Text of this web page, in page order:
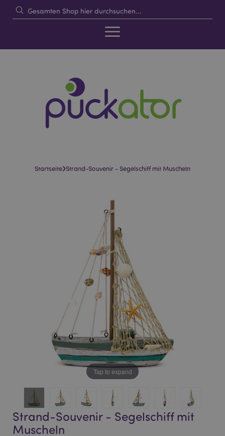
Startseite›Strand-Souvenir - Segelschiff mit Muscheln
Tap to expand
Strand-Souvenir - Segelschiff mit
Muscheln